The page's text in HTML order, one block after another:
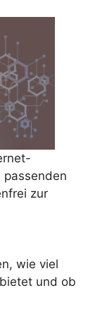
zur
wie viel
und ob